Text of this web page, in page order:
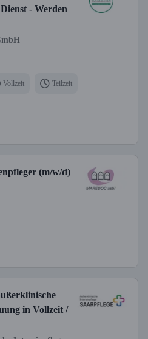
- Werden
Vollzeit Teilzeit
(m/w/d)
in Vollzeit /